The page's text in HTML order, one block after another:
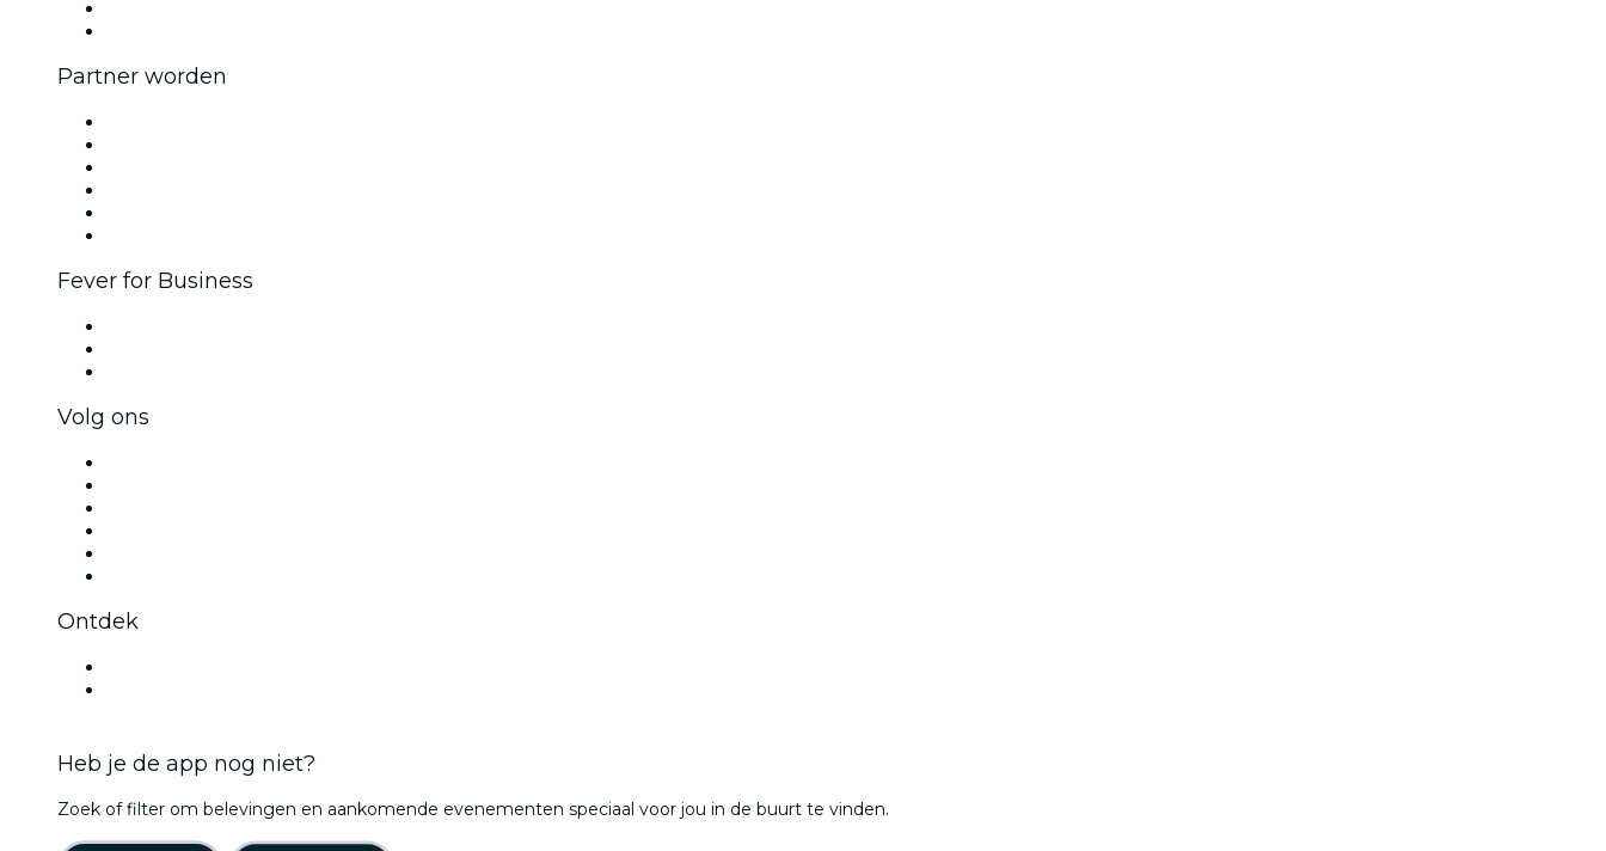
Partner worden
Fever for Business
Volg ons
Ontdek
Heb je de app nog niet?
Zoek of filter om belevingen en aankomende evenementen speciaal voor jou in de buurt te vinden.